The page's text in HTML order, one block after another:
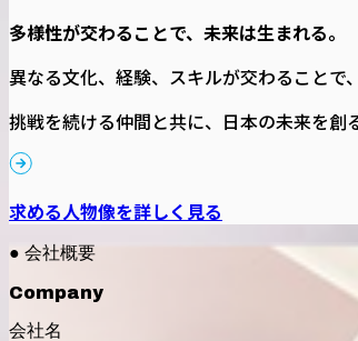
多様性が交わることで、未来は生まれる。
異なる文化、経験、スキルが交わること
挑戦を続ける仲間と共に、日本の未来を
求める人物像を詳しく見る
● 会社概要
Company
会社名